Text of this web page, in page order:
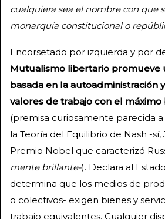
cualquiera sea el nombre con que
monarquía constitucional o
Encorsetado por izquierda y por
Mutualismo libertario promueve
basada en la autoadministración
valores de trabajo con el
(premisa curiosamente parecida
la Teoría del Equilibrio de Nash -sí,
Premio Nobel que caracterizó
mente brillante-). Declara al
determina que los medios de
o colectivos- exigen bienes y
trabajo equivalentes. Cualquier